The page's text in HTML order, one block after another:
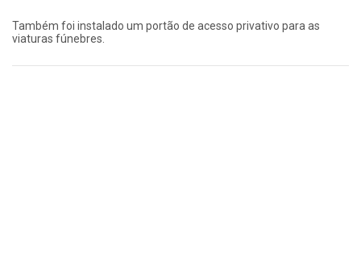
Também foi instalado um portão de acesso privativo para as
viaturas fúnebres.